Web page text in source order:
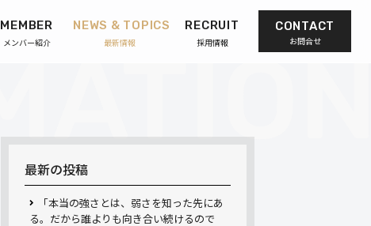
MEMBER
メンバー紹介
NEWS & TOPICS
最新情報
RECRUIT
採用情報
CONTACT
お問合せ
最新の投稿
「本当の強さとは、弱さを知った先にあ
る。だから誰よりも向き合い続けるので